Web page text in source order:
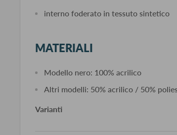
interno foderato in tessuto sintetico
MATERIALI
Modello nero: 100% acrilico
Altri modelli: 50% acrilico / 50%
Varianti